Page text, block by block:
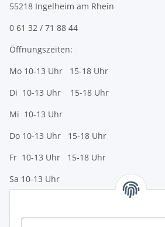
55218 Ingelheim am Rhein
0 61 32 / 71 88 44
Öffnungszeiten:
Mo 10-13 Uhr 15-18 Uhr
Di 10-13 Uhr 15-18 Uhr
Mi 10-13 Uhr
Do 10-13 Uhr 15-18 Uhr
Fr 10-13 Uhr 15-18 Uhr
Sa 10-13 Uhr
Vorkasse (per Bank-Überweisung)